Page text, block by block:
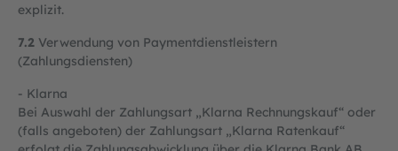
explizit.
7.2 Verwendung von Paymentdienstleistern
(Zahlungsdiensten)
- Klarna
Bei Auswahl der Zahlungsart „Klarna Rechnungskauf“ oder
(falls angeboten) der Zahlungsart „Klarna Ratenkauf“